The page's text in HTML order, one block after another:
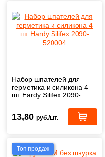
Набор шпателей для
герметика и силикона 4
шт Hardy Silifex 2090-
13,80 руб./шт.
Топ продаж